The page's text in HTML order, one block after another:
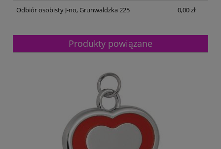
Odbiór osobisty J-no, Grunwaldzka 225 0,00 zł
Produkty powiązane